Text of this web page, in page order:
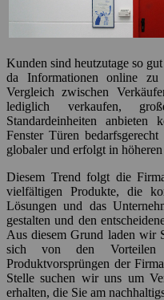
Kunden sind heutzutage so
da Informationen online
Vergleich zwischen
lediglich verkaufen,
Standardeinheiten anbieten
Fenster Türen
globaler und erfolgt in
Diesem Trend folgt die
vielfältigen Produkte, die
Lösungen und das
gestalten und den
Aus diesem Grund laden wir
sich von den Vorteilen
Produktvorsprüngen der
Stelle suchen wir uns um
erhalten, die Sie am